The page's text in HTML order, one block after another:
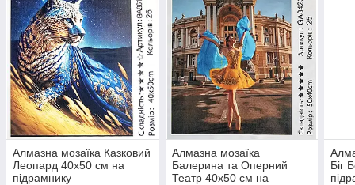
Алмазна мозаїка Казковий
Леопард 40x50 см на
підрамнику
Алмазна мозаїка
Балерина та Оперний
Театр 40x50 см на
Біг